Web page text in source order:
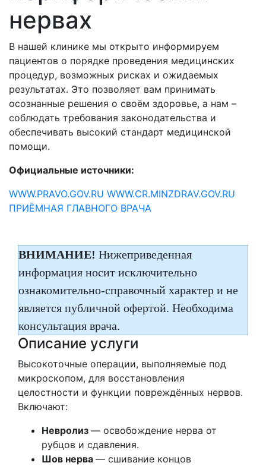
нервах
В нашей клинике мы открыто информируем
пациентов о порядке проведения медицинских
процедур, возможных рисках и ожидаемых
результатах. Это позволяет вам принимать
осознанные решения о своём здоровье, а нам –
соблюдать требования законодательства и
обеспечивать высокий стандарт медицинской
помощи.
Официальные источники:
WWW.PRAVO.GOV.RU WWW.CR.MINZDRAV.GOV.RU
ПРИЁМНАЯ ГЛАВНОГО ВРАЧА
ВНИМАНИЕ! Нижеприведенная
информация носит исключительно
ознакомительно-справочный характер и не
является публичной офертой. Необходима
консультация врача.
Описание услуги
Высокоточные операции, выполняемые под
микроскопом, для восстановления
целостности и функции повреждённых нервов.
Включают:
Невролиз — освобождение нерва от
рубцов и сдавления.
Шов нерва — сшивание концов